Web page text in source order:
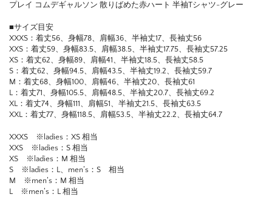
プレイ コムデギャルソン 散りばめた赤ハート 半袖Tシャツ-グレー
■サイズ目安
XXXS：着丈56、身幅78、肩幅36、半袖丈17、長袖丈56
XXS：着丈59、身幅83.5、肩幅38.5、半袖丈17.75、長袖丈57.25
XS：着丈62、身幅89、肩幅41、半袖丈18.5、長袖丈58.5
S：着丈62、身幅94.5、肩幅43.5、半袖丈19.2、長袖丈59.7
M：着丈68、身幅100、肩幅46、半袖丈20、長袖丈61
L：着丈71、身幅105.5、肩幅48.5、半袖丈20.7、長袖丈69.2
XL：着丈74、身幅111、肩幅51、半袖丈21.5、長袖丈63.5
XXL：着丈77、身幅118.5、肩幅53.5、半袖丈22.2、長袖丈64.7
XXXS ※ladies：XS 相当
XXS ※ladies：S 相当
XS ※ladies：M 相当
S ※ladies：L、men’s：S 相当
M ※men’s：M 相当
L ※men’s：L 相当